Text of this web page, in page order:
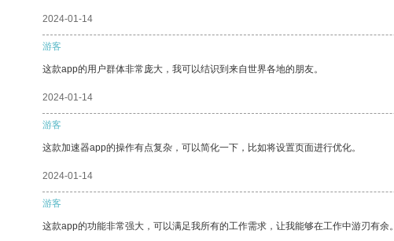
2024-01-14
游客
这款app的用户群体非常庞大，我可以结识到来自世界各地的朋友。
2024-01-14
游客
这款加速器app的操作有点复杂，可以简化一下，比如将设置页面进行优化。
2024-01-14
游客
这款app的功能非常强大，可以满足我所有的工作需求，让我能够在工作中游刃有余。